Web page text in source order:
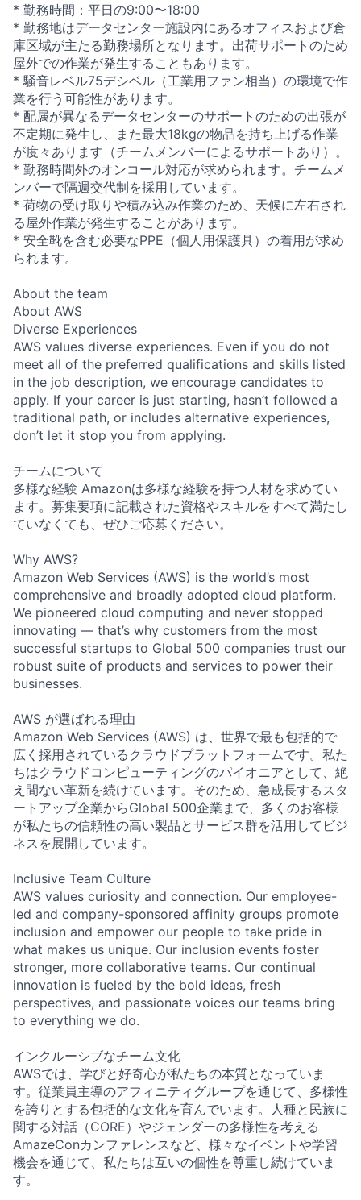
* 勤務時間：平日の9:00〜18:00
* 勤務地はデータセンター施設内にあるオフィスおよび倉
庫区域が主たる勤務場所となります。出荷サポートのため
屋外での作業が発生することもあります。
* 騒音レベル75デシベル（工業用ファン相当）の環境で作
業を行う可能性があります。
* 配属が異なるデータセンターのサポートのための出張が
不定期に発生し、また最大18kgの物品を持ち上げる作業
が度々あります（チームメンバーによるサポートあり）。
* 勤務時間外のオンコール対応が求められます。チームメ
ンバーで隔週交代制を採用しています。
* 荷物の受け取りや積み込み作業のため、天候に左右され
る屋外作業が発生することがあります。
* 安全靴を含む必要なPPE（個人用保護具）の着用が求め
られます。
About the team
About AWS
Diverse Experiences
AWS values diverse experiences. Even if you do not
meet all of the preferred qualifications and skills listed
in the job description, we encourage candidates to
apply. If your career is just starting, hasn’t followed a
traditional path, or includes alternative experiences,
don’t let it stop you from applying.
チームについて
多様な経験 Amazonは多様な経験を持つ人材を求めてい
ます。募集要項に記載された資格やスキルをすべて満たし
ていなくても、ぜひご応募ください。
Why AWS?
Amazon Web Services (AWS) is the world’s most
comprehensive and broadly adopted cloud platform.
We pioneered cloud computing and never stopped
innovating — that’s why customers from the most
successful startups to Global 500 companies trust our
robust suite of products and services to power their
businesses.
AWS が選ばれる理由
Amazon Web Services (AWS) は、世界で最も包括的で
広く採用されているクラウドプラットフォームです。私た
ちはクラウドコンピューティングのパイオニアとして、絶
え間ない革新を続けています。そのため、急成長するスタ
ートアップ企業からGlobal 500企業まで、多くのお客様
が私たちの信頼性の高い製品とサービス群を活用してビジ
ネスを展開しています。
Inclusive Team Culture
AWS values curiosity and connection. Our employee-
led and company-sponsored affinity groups promote
inclusion and empower our people to take pride in
what makes us unique. Our inclusion events foster
stronger, more collaborative teams. Our continual
innovation is fueled by the bold ideas, fresh
perspectives, and passionate voices our teams bring
to everything we do.
インクルーシブなチーム文化
AWSでは、学びと好奇心が私たちの本質となっていま
す。従業員主導のアフィニティグループを通じて、多様性
を誇りとする包括的な文化を育んでいます。人種と民族に
関する対話（CORE）やジェンダーの多様性を考える
AmazeConカンファレンスなど、様々なイベントや学習
機会を通じて、私たちは互いの個性を尊重し続けていま
す。